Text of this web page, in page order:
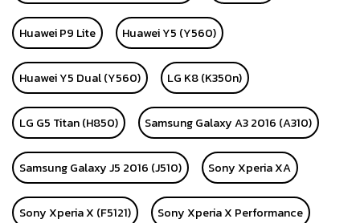
Huawei P9 Lite Huawei Y5 (Y560)
Huawei Y5 Dual (Y560) LG K8 (K350n)
LG G5 Titan (H850) Samsung Galaxy A3 2016 (A310)
Samsung Galaxy J5 2016 (J510) Sony Xperia XA
Sony Xperia X (F5121) Sony Xperia X Performance